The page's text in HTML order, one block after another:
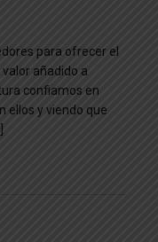
para ofrecer el
añadido a
confiamos en
ellos y viendo que